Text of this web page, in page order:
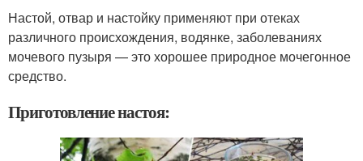
Настой, отвар и настойку применяют при отеках
различного происхождения, водянке, заболеваниях
мочевого пузыря — это хорошее природное мочегонное
средство.
Приготовление настоя: